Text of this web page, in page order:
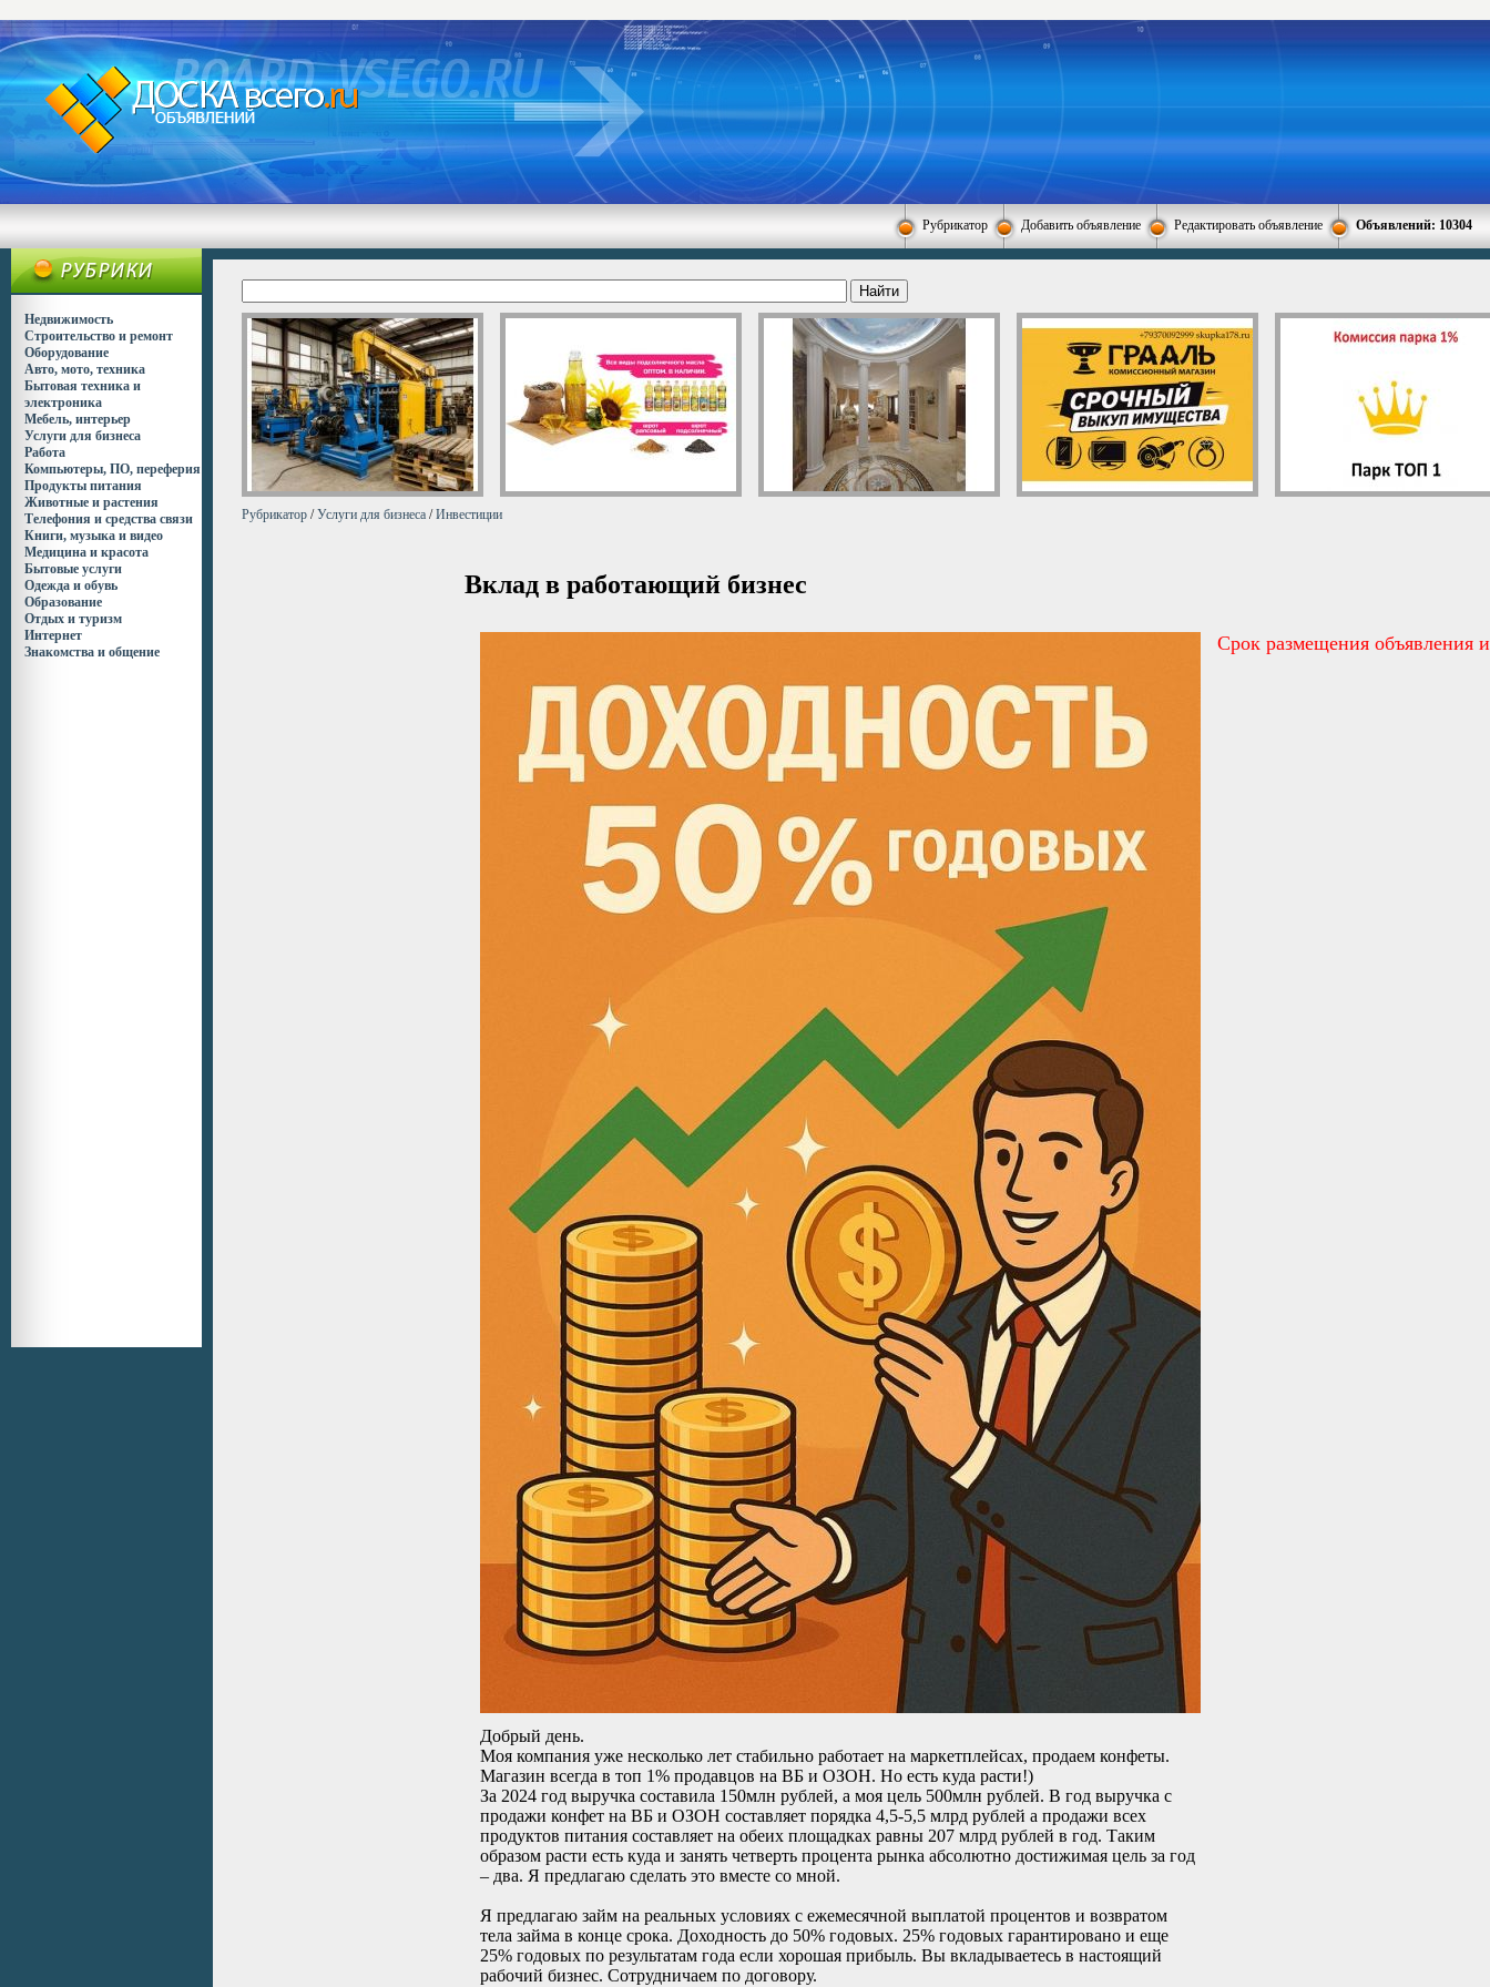
Рубрикатор Добавить объявление Редактировать объявление Объявлений: 10304
Недвижимость
Строительство и ремонт
Оборудование
Авто, мото, техника
Бытовая техника и
электроника
Мебель, интерьер
Услуги для бизнеса
Работа
Компьютеры, ПО, переферия
Продукты питания
Животные и растения
Телефония и средства связи
Книги, музыка и видео
Медицина и красота
Бытовые услуги
Одежда и обувь
Образование
Отдых и туризм
Интернет
Знакомства и общение
Рубрикатор /Услуги для бизнеса /Инвестиции
Вклад в работающий бизнес
Добрый день.
Моя компания уже несколько лет стабильно работает на маркетплейсах, продаем конфеты.
Магазин всегда в топ 1% продавцов на ВБ и ОЗОН. Но есть куда расти!)
За 2024 год выручка составила 150млн рублей, а моя цель 500млн рублей. В год выручка с
продажи конфет на ВБ и ОЗОН составляет порядка 4,5-5,5 млрд рублей а продажи всех
продуктов питания составляет на обеих площадках равны 207 млрд рублей в год. Таким
образом расти есть куда и занять четверть процента рынка абсолютно достижимая цель за год
– два. Я предлагаю сделать это вместе со мной.
Я предлагаю займ на реальных условиях с ежемесячной выплатой процентов и возвратом
тела займа в конце срока. Доходность до 50% годовых. 25% годовых гарантировано и еще
25% годовых по результатам года если хорошая прибыль. Вы вкладываетесь в настоящий
рабочий бизнес. Сотрудничаем по договору.
Срок размещения объявления